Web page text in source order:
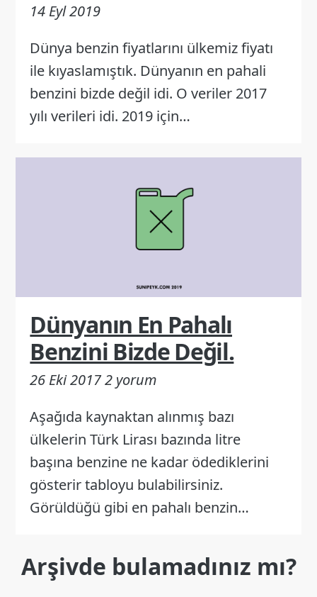
14 Eyl 2019
Dünya benzin fiyatlarını ülkemiz fiyatı
ile kıyaslamıştık. Dünyanın en pahali
benzini bizde değil idi. O veriler 2017
yılı verileri idi. 2019 için…
Dünyanın En Pahalı
Benzini Bizde Değil.
26 Eki 20172 yorum
Aşağıda kaynaktan alınmış bazı
ülkelerin Türk Lirası bazında litre
başına benzine ne kadar ödediklerini
gösterir tabloyu bulabilirsiniz.
Görüldüğü gibi en pahalı benzin…
Arşivde bulamadınız mı?